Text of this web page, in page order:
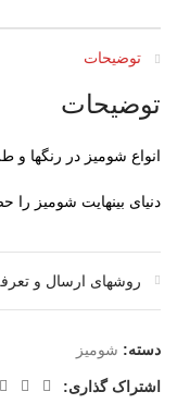
توضیحات
توضیحات
انواع شومیز در رنگها و
دنیای بینهایت شومیز را
روشهای ارسال و
دسته: شومیز
اشتراک گذاری: